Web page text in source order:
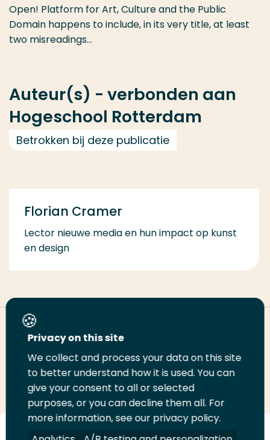
Open! Platform for Art, Culture and the Public
Domain happens to include, in its very title, at least
two misreadings...
Auteur(s) - verbonden aan
Hogeschool Rotterdam
Betrokken bij deze publicatie
Florian Cramer
Lector nieuwe media en hun impact op kunst
en design
Deel deze pagina
Deel
LinkedIn
Deel
op
Twitter
Deel
op
Facebook
Email
deze
pagina
Print
deze
pagina
Privacy on this site
We collect and process your data on this site
to better understand how it is used. You can
give your consent to all or selected
purposes, or you can decline them all. For
more information, see our privacy policy.